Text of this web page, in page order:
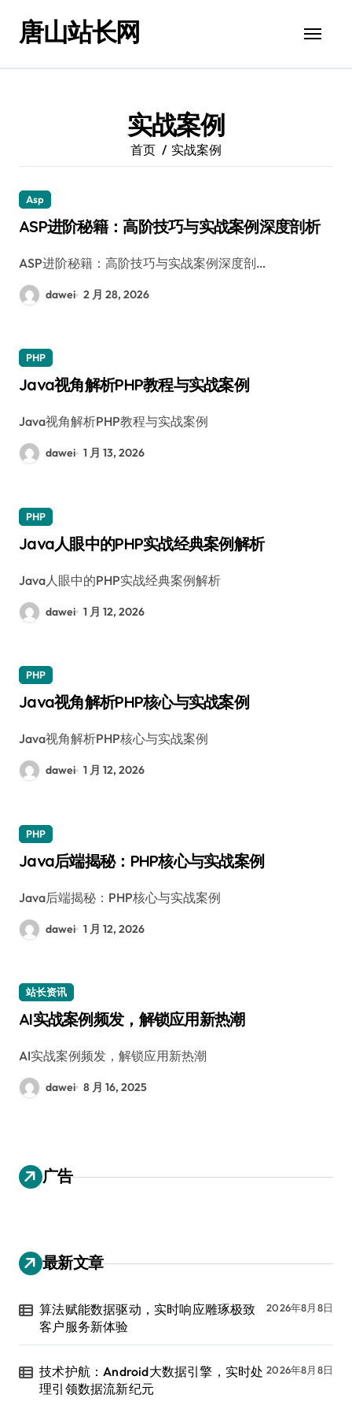
唐山站长网
实战案例
首页 实战案例
Asp
ASP进阶秘籍：高阶技巧与实战案例深度剖析
ASP进阶秘籍：高阶技巧与实战案例深度剖…
dawei 2 月 28, 2026
PHP
Java视角解析PHP教程与实战案例
Java视角解析PHP教程与实战案例
dawei 1 月 13, 2026
PHP
Java人眼中的PHP实战经典案例解析
Java人眼中的PHP实战经典案例解析
dawei 1 月 12, 2026
PHP
Java视角解析PHP核心与实战案例
Java视角解析PHP核心与实战案例
dawei 1 月 12, 2026
PHP
Java后端揭秘：PHP核心与实战案例
Java后端揭秘：PHP核心与实战案例
dawei 1 月 12, 2026
站长资讯
AI实战案例频发，解锁应用新热潮
AI实战案例频发，解锁应用新热潮
dawei 8 月 16, 2025
广告
最新文章
算法赋能数据驱动，实时响应雕琢极致
客户服务新体验
2026年8月8日
技术护航：Android大数据引擎，实时处
理引领数据流新纪元
2026年8月8日